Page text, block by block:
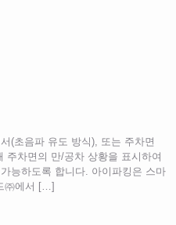
(초음파 유도 방식), 또는 주차면
주차면의 만/공차 상황을 표시하여
능하도록 합니다. 아이파킹은 스마
㈜에서 […]